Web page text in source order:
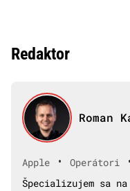
Redaktor
Roman
Apple • Operátori •
Špecializujem sa